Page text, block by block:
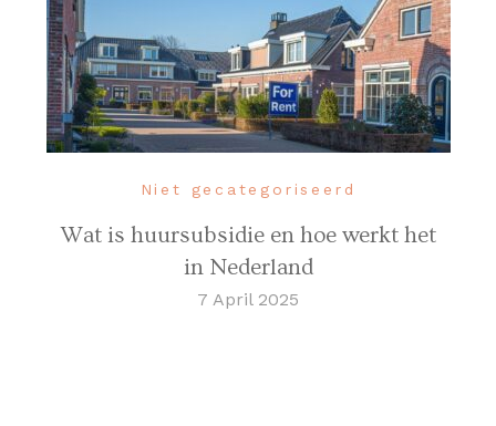
Niet gecategoriseerd
Wat is huursubsidie en hoe werkt het
in Nederland
7 April 2025